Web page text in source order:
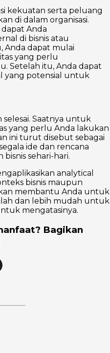
kekuatan serta peluang
di dalam organisasi.
Anda
di bisnis atau
Anda dapat mulai
yang perlu
Setelah itu, Anda dapat
yang potensial untuk
Saatnya untuk
yang perlu Anda lakukan
ini turut disebut sebagai
ide dan rencana
sehari-hari.
analytical
bisnis maupun
membantu Anda untuk
dan lebih mudah untuk
mengatasinya.
Bagikan